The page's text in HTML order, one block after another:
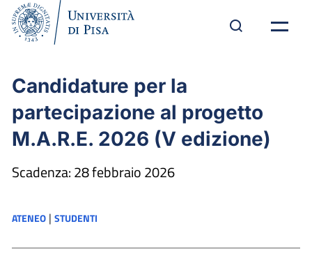
Candidature per la
partecipazione al progetto
M.A.R.E. 2026 (V edizione)
Scadenza: 28 febbraio 2026
ATENEO | STUDENTI